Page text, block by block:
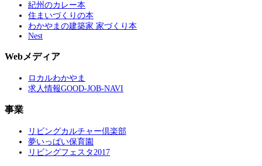
紀州のカレー本
住まいづくりの本
わかやまの建築家 家づくり本
Nest
Webメディア
ロカルわかやま
求人情報GOOD-JOB-NAVI
事業
リビングカルチャー倶楽部
夢いっぱい保育園
リビングフェスタ2017